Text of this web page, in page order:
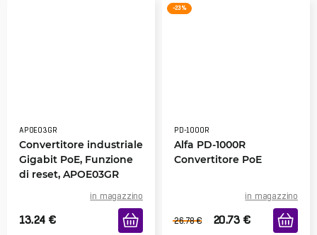
APOE03GR
Convertitore industriale
Gigabit PoE, Funzione
di reset, APOE03GR
in magazzino
13.24 €
-23 %
PD-1000R
Alfa PD-1000R
Convertitore PoE
in magazzino
26.78 € 20.73 €